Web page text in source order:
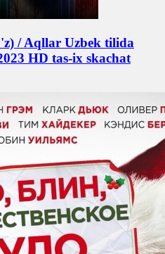
/ Aqllar Uzbek tilida
HD tas-ix skachat